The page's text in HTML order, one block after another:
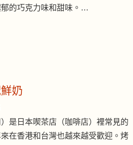
的巧克力味和甜味。…
奶
是日本喫茶店（咖啡店）裡常見的
在香港和台灣也越來越受歡迎。烤